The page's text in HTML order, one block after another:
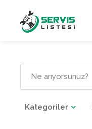
Kategoriler